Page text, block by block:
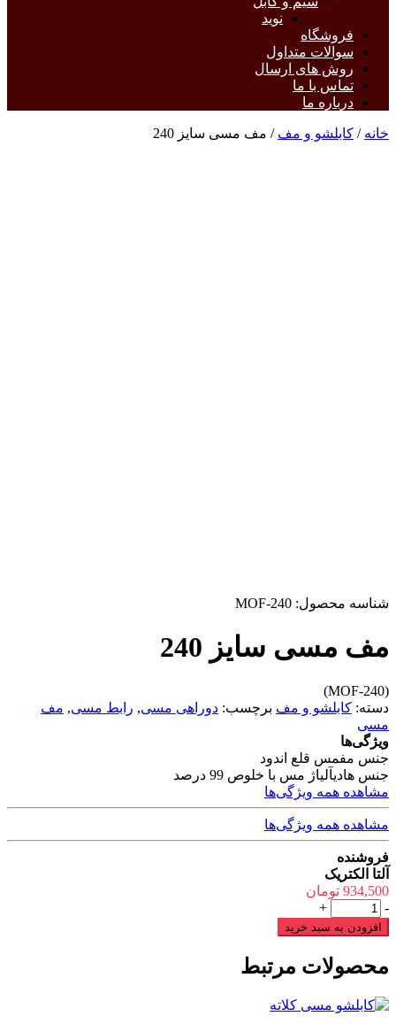
نوید
فروشگاه
سوالات متداول
روش های ارسال
تماس با ما
درباره ما
خانه / کابلشو و مف / مف مسی سایز 240
شناسه محصول: MOF-240
مف مسی سایز 240
(MOF-240)
دسته: کابلشو و مف برچسب: دوراهی مسی, رابط مسی, مف
مسی
ویژگی‌ها
جنس مفمس قلع اندود
جنس هادیآلیاژ مس با خلوص 99 درصد
مشاهده همه ویژگی‌ها
مشاهده همه ویژگی‌ها
فروشنده
آلتا الکتریک
934,500 تومان
مف
مسی
سایز
عدد
-
+
افزودن به سبد خرید
محصولات مرتبط